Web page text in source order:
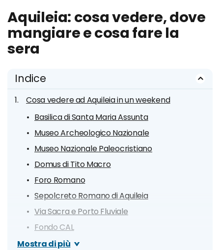
Aquileia: cosa vedere, dove
mangiare e cosa fare la
sera
Indice
Cosa vedere ad Aquileia in un weekend
Basilica di Santa Maria Assunta
Museo Archeologico Nazionale
Museo Nazionale Paleocristiano
Domus di Tito Macro
Foro Romano
Sepolcreto Romano di Aquileia
Via Sacra e Porto Fluviale
Fondo CAL
Domus e Palazzo Episcopale
Mostra di più